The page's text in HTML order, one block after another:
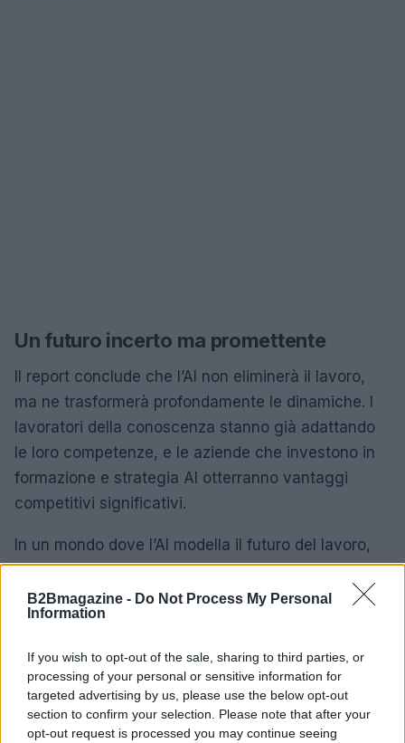
B2Bmagazine - Do Not Process My Personal
Information
If you wish to opt-out of the sale, sharing to third parties, or
processing of your personal or sensitive information for
targeted advertising by us, please use the below opt-out
section to confirm your selection. Please note that after your
opt-out request is processed you may continue seeing
Un futuro incerto ma promettente
Il report conclude che l’AI non eliminerà il lavoro,
ma ne trasformerà profondamente le dinamiche. I
lavoratori della conoscenza stanno già adattando
le loro competenze, e le aziende che investono in
formazione e strategia AI otterranno vantaggi
competitivi significativi.
In un mondo dove l’AI modella il futuro del lavoro,
come si preparano le aziende a queste sfide?
AiAdhubMedia